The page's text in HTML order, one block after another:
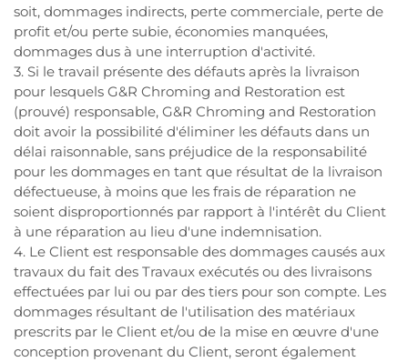
soit, dommages indirects, perte commerciale, perte de
profit et/ou perte subie, économies manquées,
dommages dus à une interruption d'activité.
3. Si le travail présente des défauts après la livraison
pour lesquels G&R Chroming and Restoration est
(prouvé) responsable, G&R Chroming and Restoration
doit avoir la possibilité d'éliminer les défauts dans un
délai raisonnable, sans préjudice de la responsabilité
pour les dommages en tant que résultat de la livraison
défectueuse, à moins que les frais de réparation ne
soient disproportionnés par rapport à l'intérêt du Client
à une réparation au lieu d'une indemnisation.
4. Le Client est responsable des dommages causés aux
travaux du fait des Travaux exécutés ou des livraisons
effectuées par lui ou par des tiers pour son compte. Les
dommages résultant de l'utilisation des matériaux
prescrits par le Client et/ou de la mise en œuvre d'une
conception provenant du Client, seront également